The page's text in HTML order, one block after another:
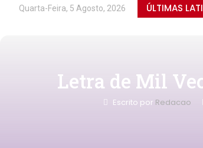
Quarta-Feira, 5 Agosto, 2026 ÚLTIMAS
Letra de Mil
Escrito por Redacao